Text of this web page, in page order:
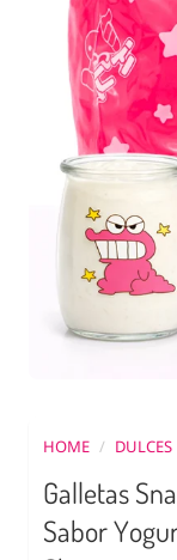
HOME /
Galletas
Sabor